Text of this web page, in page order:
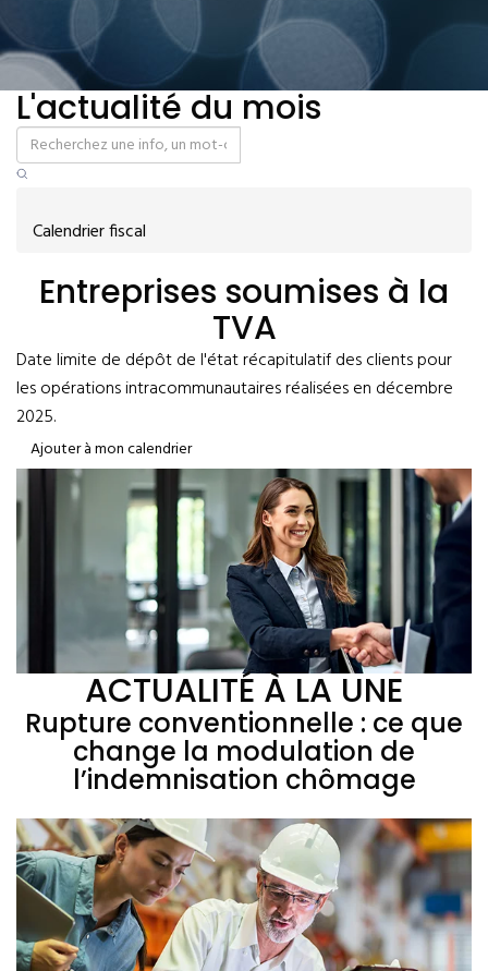
L'actualité du mois
Calendrier fiscal
Entreprises soumises à la
TVA
Date limite de dépôt de l'état récapitulatif des clients pour
les opérations intracommunautaires réalisées en décembre
2025.
Ajouter à mon calendrier
ACTUALITÉ À LA UNE
Rupture conventionnelle : ce que
change la modulation de
l’indemnisation chômage